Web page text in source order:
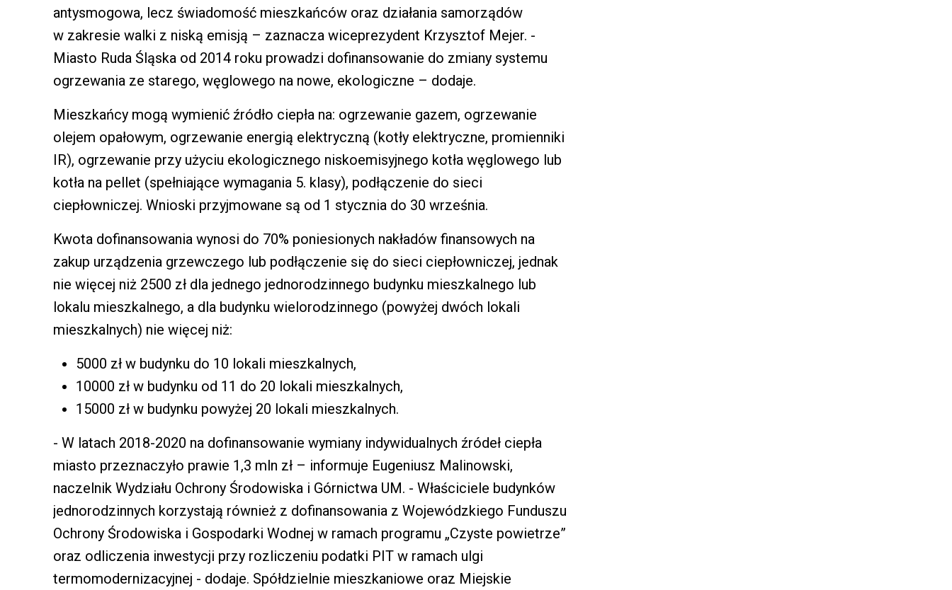
antysmogowa, lecz świadomość mieszkańców oraz działania samorządów
w zakresie walki z niską emisją – zaznacza wiceprezydent Krzysztof Mejer. -
Miasto Ruda Śląska od 2014 roku prowadzi dofinansowanie do zmiany systemu
ogrzewania ze starego, węglowego na nowe, ekologiczne – dodaje.
Mieszkańcy mogą wymienić źródło ciepła na: ogrzewanie gazem, ogrzewanie
olejem opałowym, ogrzewanie energią elektryczną (kotły elektryczne, promienniki
IR), ogrzewanie przy użyciu ekologicznego niskoemisyjnego kotła węglowego lub
kotła na pellet (spełniające wymagania 5. klasy), podłączenie do sieci
ciepłowniczej. Wnioski przyjmowane są od 1 stycznia do 30 września.
Kwota dofinansowania wynosi do 70% poniesionych nakładów finansowych na
zakup urządzenia grzewczego lub podłączenie się do sieci ciepłowniczej, jednak
nie więcej niż 2500 zł dla jednego jednorodzinnego budynku mieszkalnego lub
lokalu mieszkalnego, a dla budynku wielorodzinnego (powyżej dwóch lokali
mieszkalnych) nie więcej niż:
5000 zł w budynku do 10 lokali mieszkalnych,
10000 zł w budynku od 11 do 20 lokali mieszkalnych,
15000 zł w budynku powyżej 20 lokali mieszkalnych.
- W latach 2018-2020 na dofinansowanie wymiany indywidualnych źródeł ciepła
miasto przeznaczyło prawie 1,3 mln zł – informuje Eugeniusz Malinowski,
naczelnik Wydziału Ochrony Środowiska i Górnictwa UM. - Właściciele budynków
jednorodzinnych korzystają również z dofinansowania z Wojewódzkiego Funduszu
Ochrony Środowiska i Gospodarki Wodnej w ramach programu „Czyste powietrze”
oraz odliczenia inwestycji przy rozliczeniu podatki PIT w ramach ulgi
termomodernizacyjnej - dodaje. Spółdzielnie mieszkaniowe oraz Miejskie